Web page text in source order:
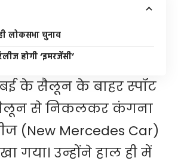
लोकसभा चुनाव
होगी ‘इमरजेंसी’
के सैलून के बाहर स्पॉट
सैलून से निकलकर कंगना
(New Mercedes Car)
गया। उन्होंने हाल ही में